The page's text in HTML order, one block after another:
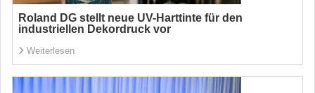
Roland DG stellt neue UV-Harttinte für den
industriellen Dekordruck vor
Weiterlesen